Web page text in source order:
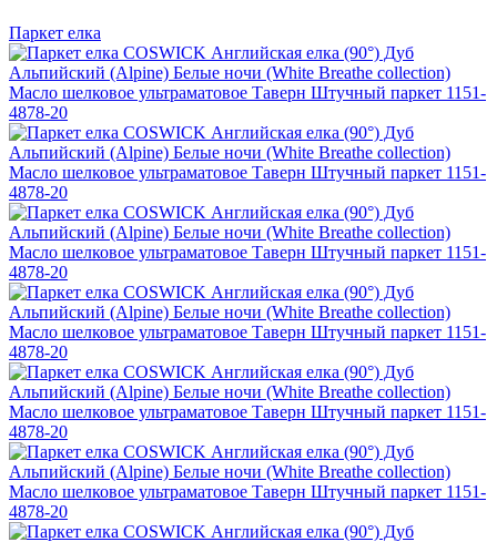
Паркет елка